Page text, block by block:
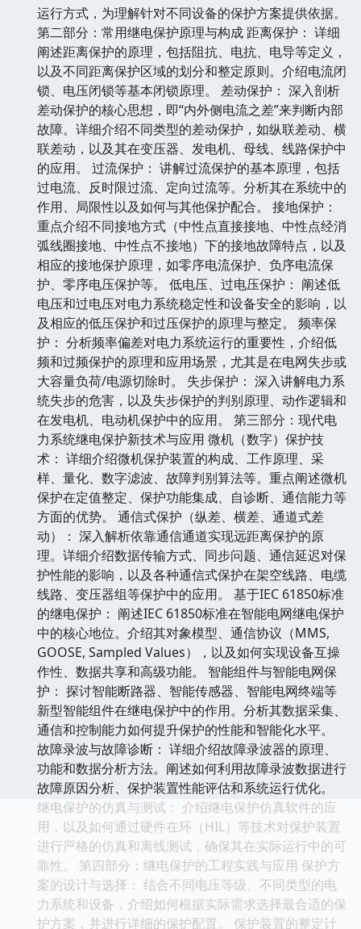
运行方式，为理解针对不同设备的保护方案提供依据。
第二部分：常用继电保护原理与构成 距离保护： 详细
阐述距离保护的原理，包括阻抗、电抗、电导等定义，
以及不同距离保护区域的划分和整定原则。介绍电流闭
锁、电压闭锁等基本闭锁原理。 差动保护： 深入剖析
差动保护的核心思想，即“内外侧电流之差”来判断内部
故障。详细介绍不同类型的差动保护，如纵联差动、横
联差动，以及其在变压器、发电机、母线、线路保护中
的应用。 过流保护： 讲解过流保护的基本原理，包括
过电流、反时限过流、定向过流等。分析其在系统中的
作用、局限性以及如何与其他保护配合。 接地保护：
重点介绍不同接地方式（中性点直接接地、中性点经消
弧线圈接地、中性点不接地）下的接地故障特点，以及
相应的接地保护原理，如零序电流保护、负序电流保
护、零序电压保护等。 低电压、过电压保护： 阐述低
电压和过电压对电力系统稳定性和设备安全的影响，以
及相应的低压保护和过压保护的原理与整定。 频率保
护： 分析频率偏差对电力系统运行的重要性，介绍低
频和过频保护的原理和应用场景，尤其是在电网失步或
大容量负荷/电源切除时。 失步保护： 深入讲解电力系
统失步的危害，以及失步保护的判别原理、动作逻辑和
在发电机、电动机保护中的应用。 第三部分：现代电
力系统继电保护新技术与应用 微机（数字）保护技
术： 详细介绍微机保护装置的构成、工作原理、采
样、量化、数字滤波、故障判别算法等。重点阐述微机
保护在定值整定、保护功能集成、自诊断、通信能力等
方面的优势。 通信式保护（纵差、横差、通道式差
动）： 深入解析依靠通信通道实现远距离保护的原
理。详细介绍数据传输方式、同步问题、通信延迟对保
护性能的影响，以及各种通信式保护在架空线路、电缆
线路、变压器组等保护中的应用。 基于IEC 61850标准
的继电保护： 阐述IEC 61850标准在智能电网继电保护
中的核心地位。介绍其对象模型、通信协议（MMS,
GOOSE, Sampled Values），以及如何实现设备互操
作性、数据共享和高级功能。 智能组件与智能电网保
护： 探讨智能断路器、智能传感器、智能电网终端等
新型智能组件在继电保护中的作用。分析其数据采集、
通信和控制能力如何提升保护的性能和智能化水平。
故障录波与故障诊断： 详细介绍故障录波器的原理、
功能和数据分析方法。阐述如何利用故障录波数据进行
故障原因分析、保护装置性能评估和系统运行优化。
继电保护的仿真与测试： 介绍继电保护仿真软件的应
用，以及如何通过硬件在环（HIL）等技术对保护装置
进行严格的仿真和离线测试，确保其在实际运行中的可
靠性。 第四部分：继电保护的工程实践与应用 保护方
案的设计与选择： 结合不同电压等级、不同类型的电
力系统和设备，介绍如何根据实际需求选择最合适的保
护方案，并进行详细的保护配置。 保护装置的整定计